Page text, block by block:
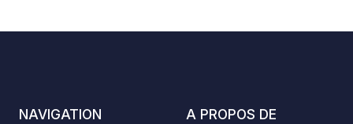
NAVIGATION A PROPOS DE